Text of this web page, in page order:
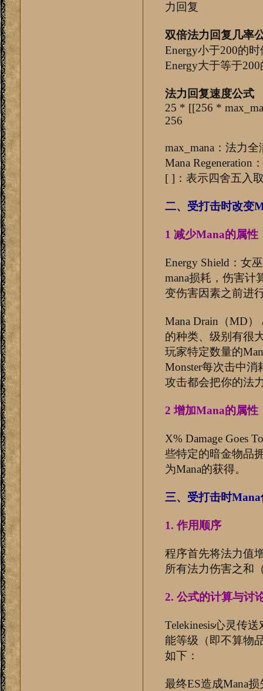
力回复
双倍法力回复几率
Energy小于200的
Energy大于等于
法力回复速度公式
25 * [[256 *
256
max_mana：法力
Mana Regeneration
[ ]：表示四舍五入
二、受打击时改变
1 减少Mana的属性
Energy Shield：女
mana损耗，伤害计
变伤害因素之前进
Mana Drain（MD
的种类、级别有很
玩家特定数量的
Monster每次击中
攻击都会把你的法
2 增加Mana的属性
X% Damage Goes
些特定的暗金物品
为Mana的获得。
三、受打击时
1. 作用顺序
程序首先将法力值
所有法力伤害之和
2. 公式的计算与讨
Telekinesis心灵传
能等级（即不算物
如下：
最终ES造成Mana损